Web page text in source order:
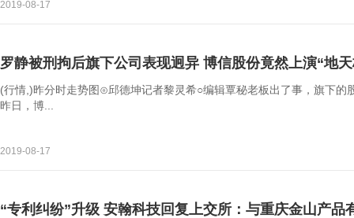
2019-08-17
罗静被刑拘后旗下公司表现迥异 博信股份竟然上演“地
(行情,)昨分时走势图⊙邱德坤记者黎灵希○编辑覃秘老板出了事，旗下的
昨日，博...
2019-08-17
“专利纠纷”升级 安翰科技回复上交所：与重庆金山产品